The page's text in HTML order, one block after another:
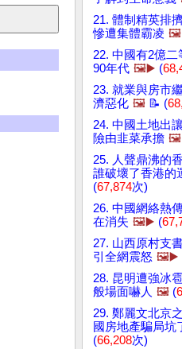
21. 體制精英排
慘遭集體霸凌 🖼️
22. 中國有2億二
90年代 🖼️▶️ (
23. 就業與房市
濟惡化 🖼️ 📝 (
24. 中國土地出
險由韭菜承擔 🖼️
25. 人聲鼎沸的
誰破壞了香港的
(67,874次)
26. 中國網絡熱
在消失 🖼️▶️ (
27. 山西原村支
引全網震怒 🖼️▶️
28. 昆明遭強冰
般場面嚇人 🖼️ (
29. 鄭麗文北京
國房地產騙局坑
(66,208次)